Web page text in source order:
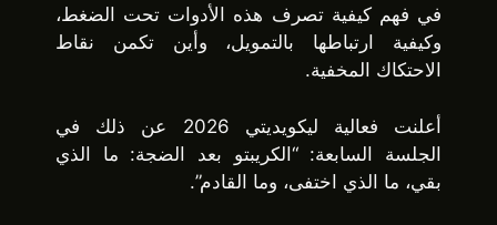
في فهم كيفية تصرف هذه الأدوات تحت الضغط،
وكيفية ارتباطها بالتمويل، وأين تكمن نقاط
الاحتكاك المخفية.
أعلنت فعالية ليكويديتي 2026 عن ذلك في
الجلسة السابعة: “الكريبتو بعد الضجة: ما الذي
بقي، ما الذي اختفى، وما القادم”.